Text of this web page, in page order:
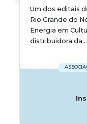
Um dos editais
Rio Grande do
Energia em
distribuidora da...